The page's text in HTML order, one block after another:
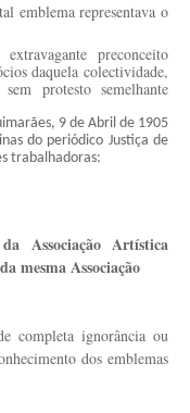
emblema representava o
preconceito
daquela colectividade,
protesto semelhante
9 de Abril de 1905
do periódico Justiça de
trabalhadoras:
Associação Artística
mesma Associação
completa ignorância ou
dos emblemas